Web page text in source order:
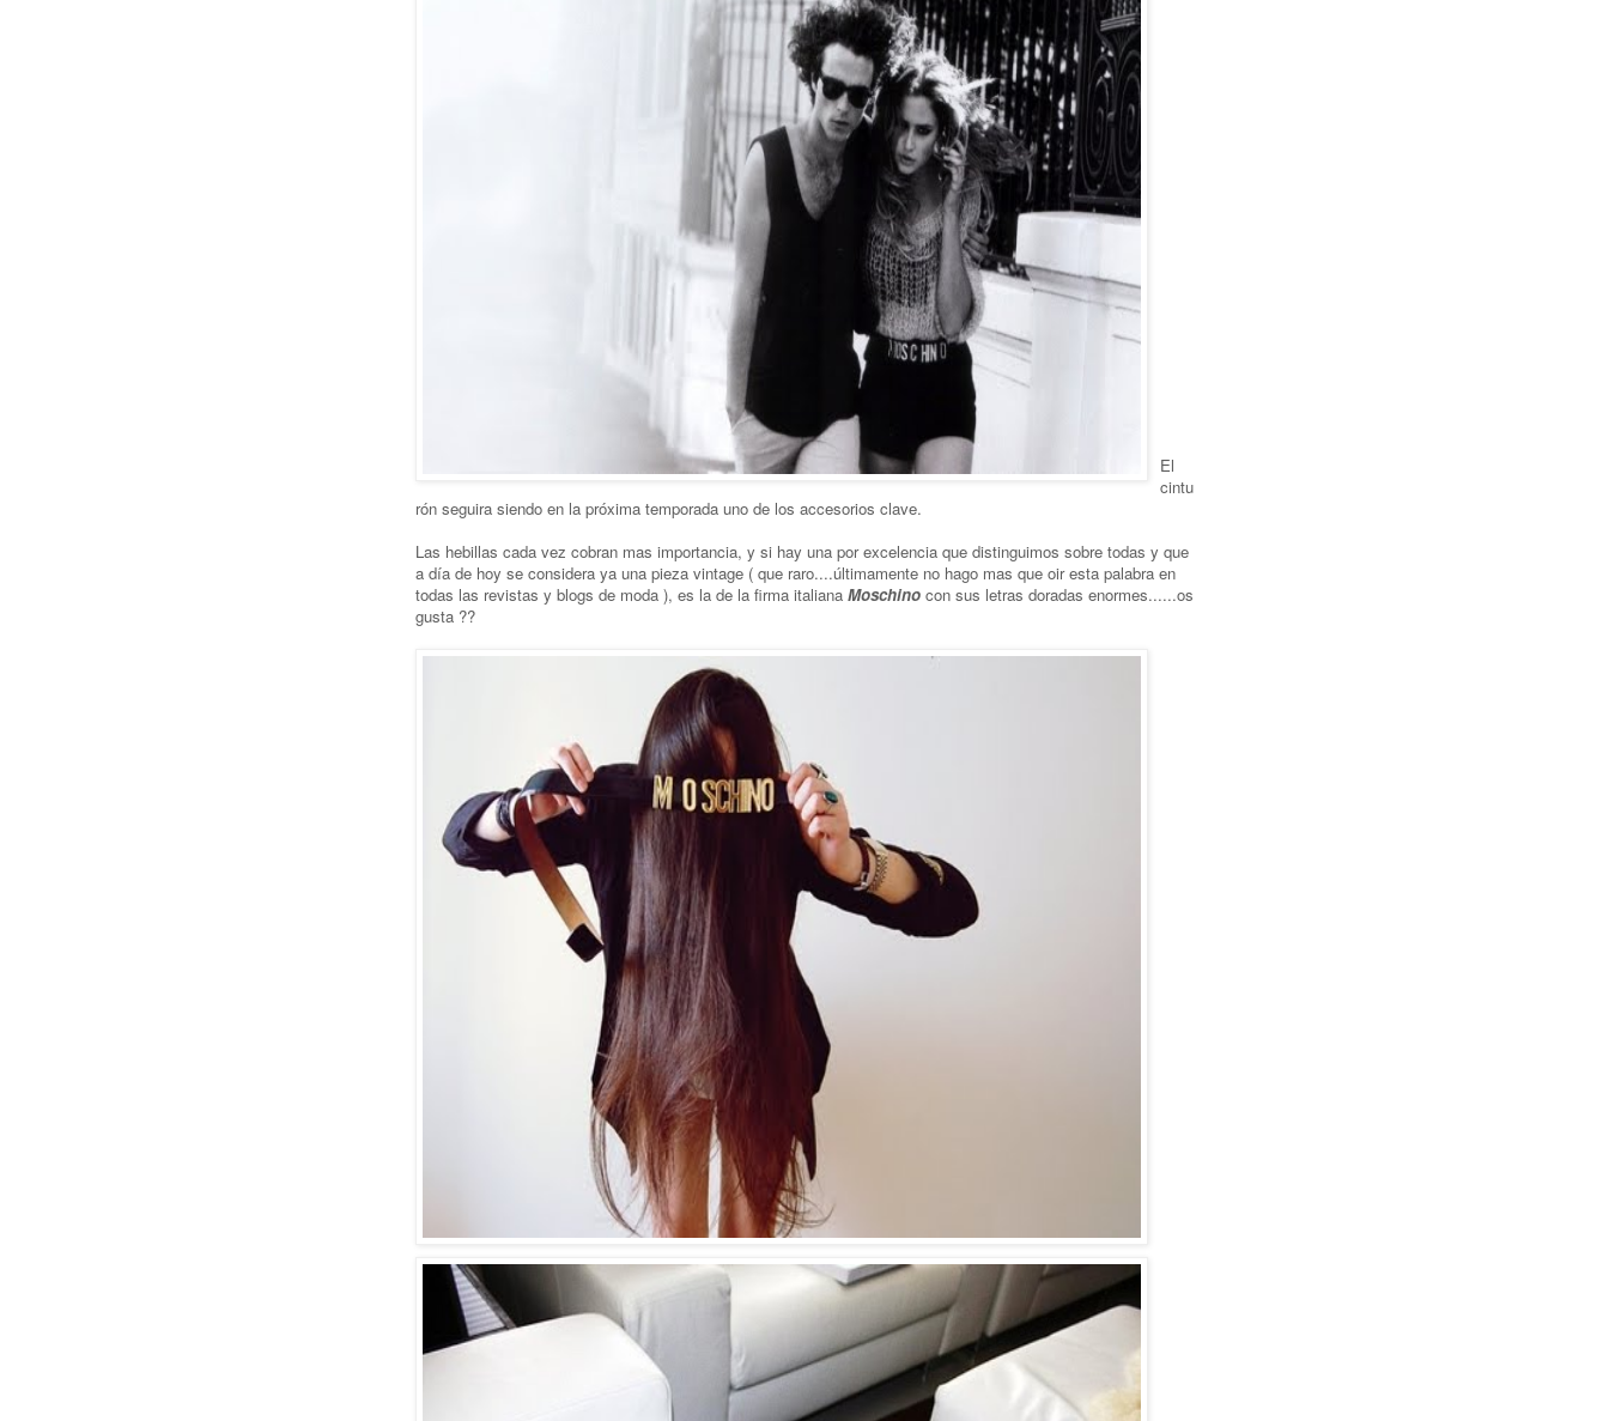
El
cintu
rón seguira siendo en la próxima temporada uno de los accesorios clave.
Las hebillas cada vez cobran mas importancia, y si hay una por excelencia que distinguimos sobre todas y que
a día de hoy se considera ya una pieza vintage ( que raro....últimamente no hago mas que oir esta palabra en
todas las revistas y blogs de moda ), es la de la firma italiana Moschino con sus letras doradas enormes......os
gusta ??